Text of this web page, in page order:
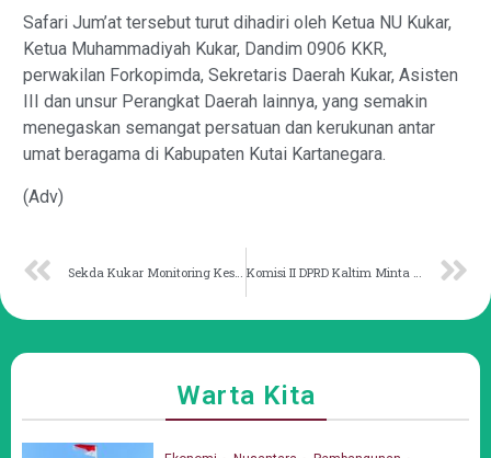
Safari Jum’at tersebut turut dihadiri oleh Ketua NU Kukar,
Ketua Muhammadiyah Kukar, Dandim 0906 KKR,
perwakilan Forkopimda, Sekretaris Daerah Kukar, Asisten
III dan unsur Perangkat Daerah lainnya, yang semakin
menegaskan semangat persatuan dan kerukunan antar
umat beragama di Kabupaten Kutai Kartanegara.
(Adv)
Warta Kita